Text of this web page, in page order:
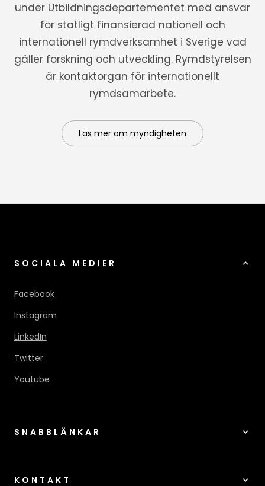
under Utbildningsdepartementet med ansvar
för statligt finansierad nationell och
internationell rymdverksamhet i Sverige vad
gäller forskning och utveckling. Rymdstyrelsen
är kontaktorgan för internationellt
rymdsamarbete.
Läs mer om myndigheten
SOCIALA MEDIER
Facebook
Instagram
LinkedIn
Twitter
Youtube
SNABBLÄNKAR
KONTAKT